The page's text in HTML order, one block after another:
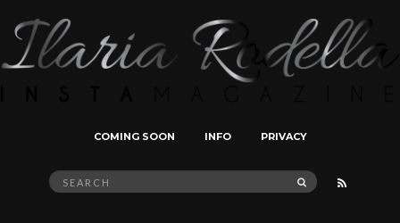
COMING SOON INFO PRIVACY
Search
for:
SEARCH